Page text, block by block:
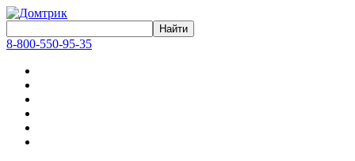
8-800-550-95-35